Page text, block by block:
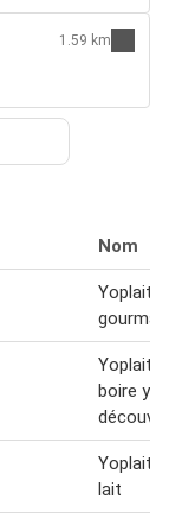
1.59 km
Nom
Yoplait -
Yoplait -
boire
Yoplait -
lait